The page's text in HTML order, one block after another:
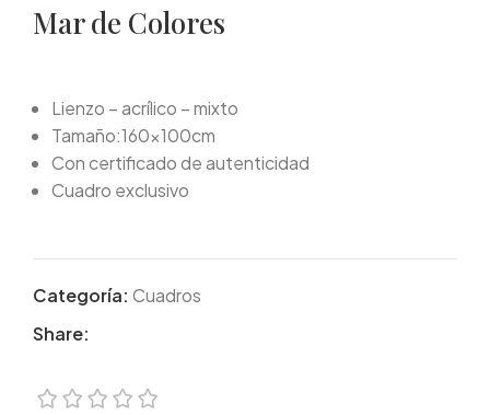
Mar de Colores
Lienzo – acrílico – mixto
Tamaño:160x100cm
Con certificado de autenticidad
Cuadro exclusivo
Categoría: Cuadros
Share: